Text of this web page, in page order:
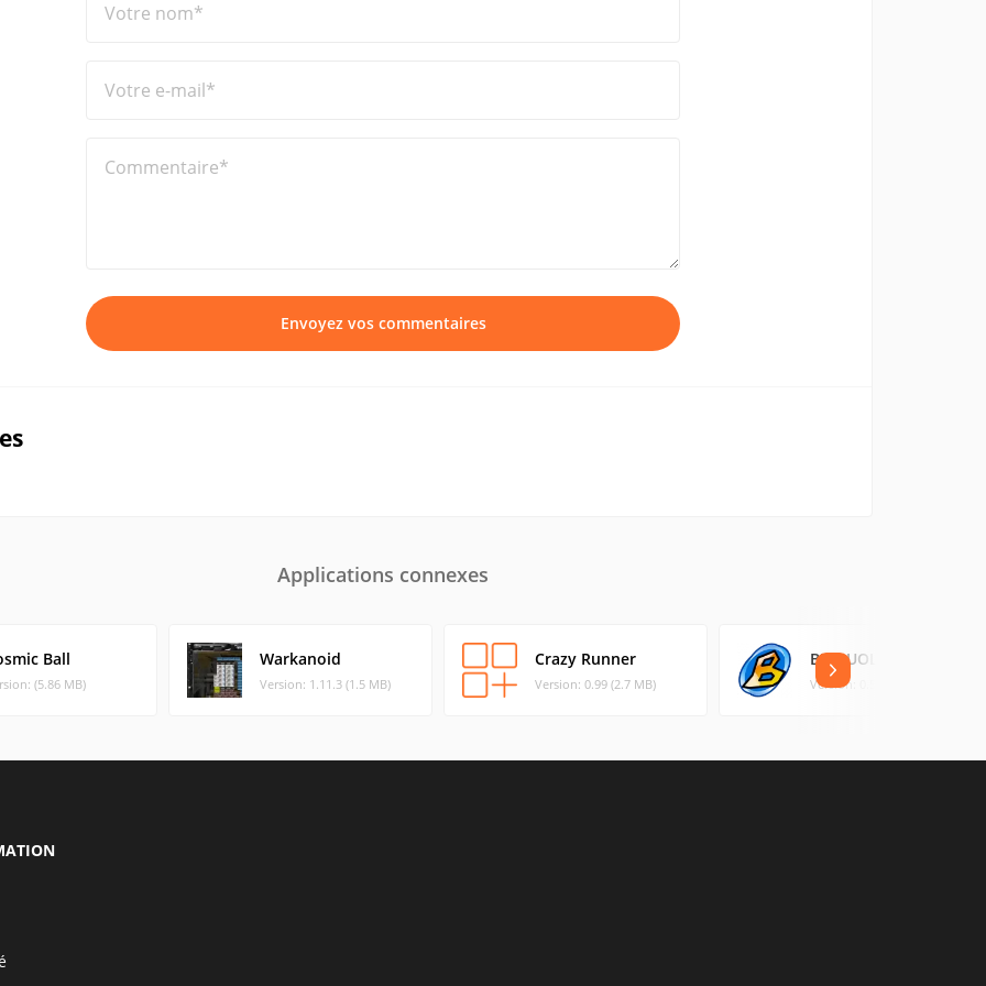
Votre nom*
Votre e-mail*
Commentaire*
Envoyez vos commentaires
Applications connexes
Ball
(5.86 MB)
Warkanoid
Version: 1.11.3 (1.5 MB)
Crazy Runner
Version: 0.99 (2.7 MB)
BRIQUOLO
Version: 0.5.6 (3.99 MB)